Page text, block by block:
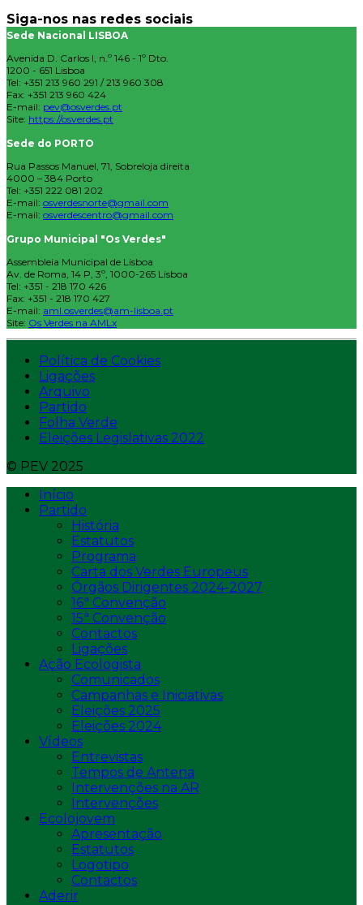
Siga-nos nas redes sociais
Sede Nacional LISBOA
Avenida D. Carlos I, n.º 146 - 1º Dto.
1200 - 651 Lisboa
Tel: +351 213 960 291 / 213 960 308
Fax: +351 213 960 424
E-mail: pev@osverdes.pt
Site: https://osverdes.pt
Sede do PORTO
Rua Passos Manuel, 71, Sobreloja direita
4000 – 384 Porto
Tel: +351 222 081 202
E-mail: osverdesnorte@gmail.com
E-mail: osverdescentro@gmail.com
Grupo Municipal "Os Verdes"
Assembleia Municipal de Lisboa
Av. de Roma, 14 P, 3º, 1000-265 Lisboa
Tel: +351 - 218 170 426
Fax: +351 - 218 170 427
E-mail: aml.osverdes@am-lisboa.pt
Site: Os Verdes na AMLx
Política de Cookies
Ligações
Arquivo
Partido
Folha Verde
Eleições Legislativas 2022
© PEV 2025
Início
Partido
História
Estatutos
Programa
Carta dos Verdes Europeus
Órgãos Dirigentes 2024-2027
16ª Convenção
15ª Convenção
Contactos
Ligações
Ação Ecologista
Comunicados
Campanhas e Iniciativas
Eleições 2025
Eleições 2024
Vídeos
Entrevistas
Tempos de Antena
Intervenções na AR
Intervenções
Ecolojovem
Apresentação
Estatutos
Logotipo
Contactos
Aderir